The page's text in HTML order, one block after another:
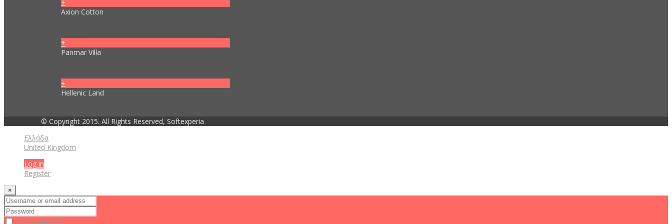
+
Axion Cotton
+
Panmar Villa
+
Hellenic Land
© Copyright 2015. All Rights Reserved, Softexperia
Ελλάδα
United Kingdom
Log in
Register
×
Remember me